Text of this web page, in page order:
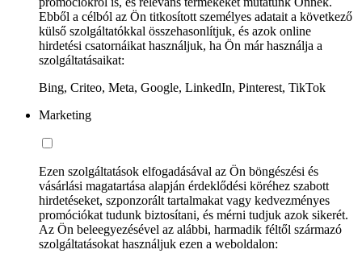
Ebből a célból az Ön titkosított személyes adatait a következő
külső szolgáltatókkal összehasonlítjuk, és azok online
hirdetési csatornáikat használjuk, ha Ön már használja a
szolgáltatásaikat:
Bing, Criteo, Meta, Google, LinkedIn, Pinterest, TikTok
Marketing
Ezen szolgáltatások elfogadásával az Ön böngészési és
vásárlási magatartása alapján érdeklődési köréhez szabott
hirdetéseket, szponzorált tartalmakat vagy kedvezményes
promóciókat tudunk biztosítani, és mérni tudjuk azok sikerét.
Az Ön beleegyezésével az alábbi, harmadik féltől származó
szolgáltatásokat használjuk ezen a weboldalon: